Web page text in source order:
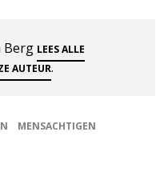
Berg LEES ALLE
AUTEUR.
MENSACHTIGEN